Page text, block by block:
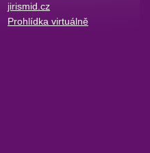
jirismid.cz
Prohlídka virtuálně